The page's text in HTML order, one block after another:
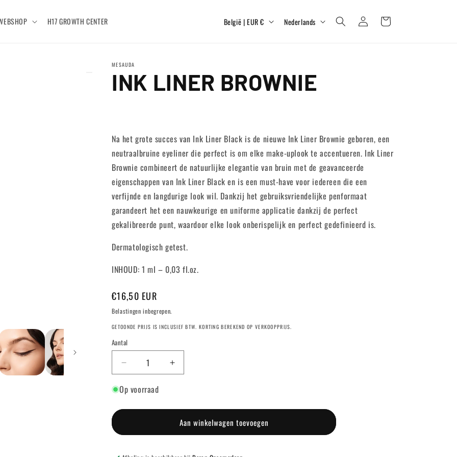
H17 GROWTH CENTER
L
/
g
i
o
België | EUR €
TNederlands InloggenWinkelwagen
MESAUDA
INK LINER BROWNIE
Na het grote succes van Ink Liner Black is de nieuwe Ink Liner Brownie geboren, een
neutraalbruine eyeliner die perfect is om elke make-uplook te accentueren. Ink Liner
Brownie combineert de natuurlijke elegantie van bruin met de geavanceerde
eigenschappen van Ink Liner Black en is een must-have voor iedereen die een
verfijnde en langdurige look wil. Dankzij het gebruiksvriendelijke penformaat
garandeert het een nauwkeurige en uniforme applicatie dankzij de perfect
gekalibreerde punt, waardoor elke look onberispelijk en perfect gedefinieerd is.
Dermatologisch getest.
INHOUD: 1 ml – 0,03 fl.oz.
Normale
prijs
€16,50 EUR
Belastingen inbegrepen.
GETOONDE PRIJS IS INCLUSIEF BTW. KORTING BEREKEND OP VERKOOPPRIJS.
Aantal
Aantal
verlagen
voor
LINER
Aantal
verhogen
LINER
BROWNIE
Op voorraad
Aan winkelwagen toevoegen